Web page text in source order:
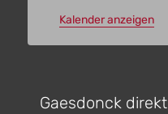
Kalender anzeigen
Gaesdonck direkt